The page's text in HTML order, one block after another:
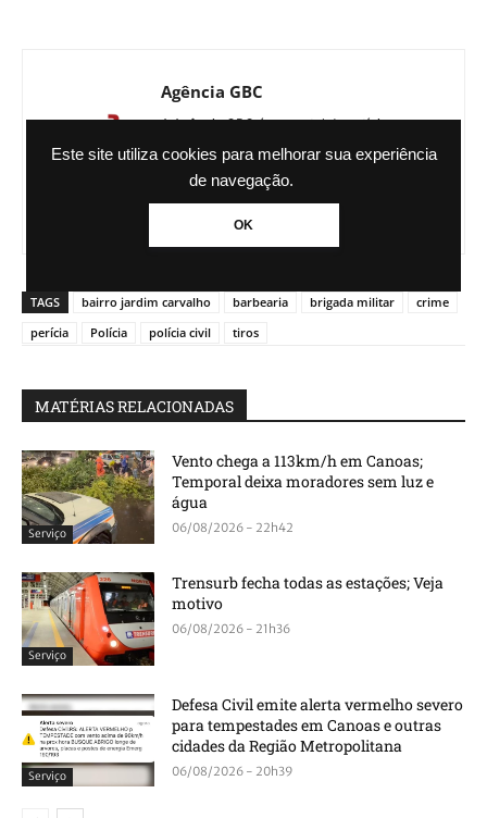
Este site utiliza cookies para melhorar sua experiência
de navegação.
OK
Agência GBC
A Agência GBC é um portal de notícias
administrado pelo Grupo Brasil de
Grande do Sul, a equipe cobra fatos locais,
TAGS bairro jardim carvalho barbearia brigada militar
crime
perícia
Polícia polícia civil tiros
MATÉRIAS RELACIONADAS
Serviço
Vento chega a 113km/h em Canoas;
Temporal deixa moradores sem luz e
água
06/08/2026 - 22h42
Serviço
Trensurb fecha todas as estações; Veja
motivo
06/08/2026 - 21h36
Serviço
Defesa Civil emite alerta vermelho severo
para tempestades em Canoas e outras
cidades da Região Metropolitana
06/08/2026 - 20h39